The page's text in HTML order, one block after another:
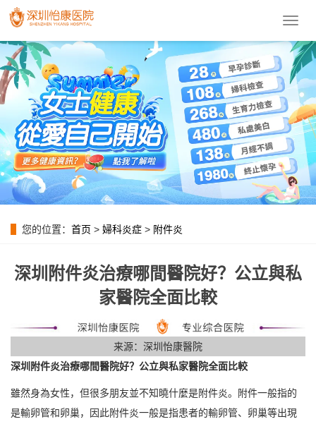
導
菜
單
您的位置： 首页 > 婦科炎症 > 附件炎
深圳附件炎治療哪間醫院好？公立與私
家醫院全面比較
来源：深圳怡康醫院
深圳附件炎治療哪間醫院好？公立與私家醫院全面比較
雖然身為女性，但很多朋友並不知曉什麼是附件炎。附件一般指的
是輸卵管和卵巢，因此附件炎一般是指患者的輸卵管、卵巢等出現